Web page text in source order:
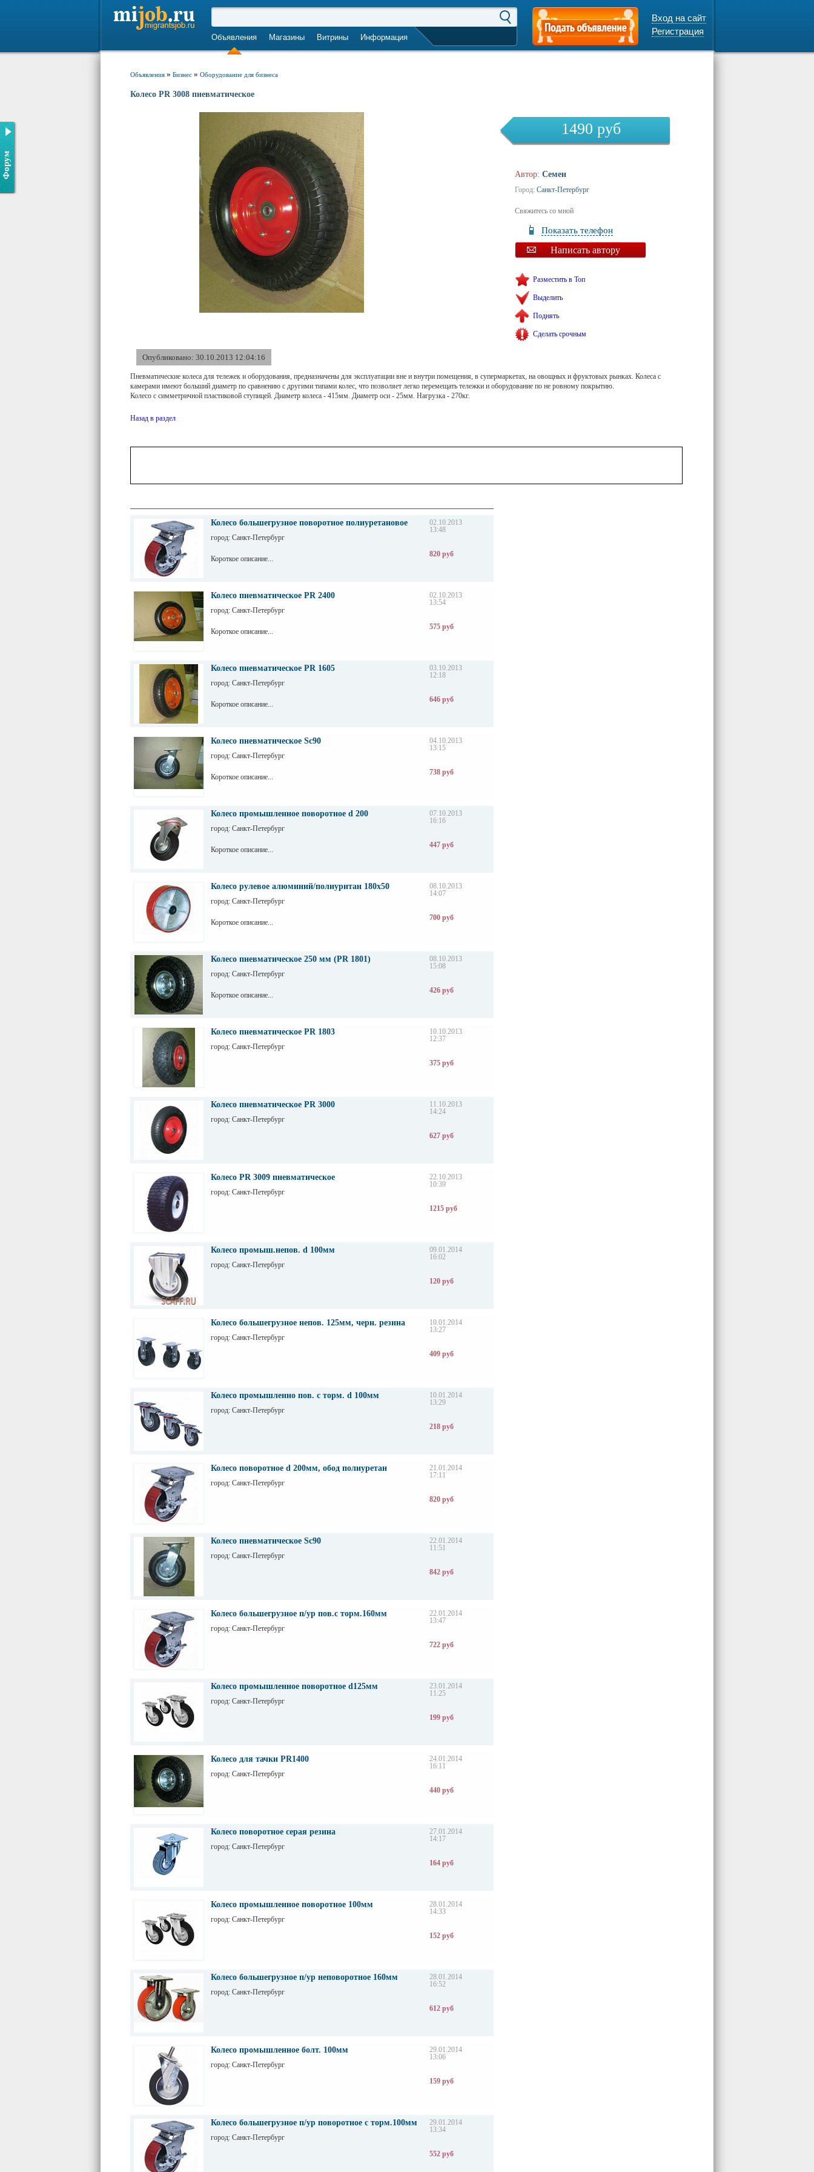
Объявления Магазины Витрины Информация
Вход на сайт
Регистрация
Форум
Объявления » Бизнес » Оборудование для бизнеса
Колесо PR 3008 пневматическое
1490 руб
Автор: Семен
Город: Санкт-Петербург
Свяжитесь со мной
Показать телефон
Написать автору
Разместить в Топ
Выделить
Поднять
Сделать срочным
Опубликовано: 30.10.2013 12:04:16
Пневматические колеса для тележек и оборудования, предназначены для эксплуатации вне и внутри помещения, в супермаркетах, на овощных и фруктовых рынках. Колеса с
камерами имеют больший диаметр по сравнению с другими типами колес, что позволяет легко перемещать тележки и оборудование по не ровному покрытию.
Колесо с симметричной пластиковой ступицей. Диаметр колеса - 415мм. Диаметр оси - 25мм. Нагрузка - 270кг.
Назад в раздел
Колесо большегрузное поворотное полиуретановое
город: Санкт-Петербург
Короткое описание...
02.10.2013
13:48
820 руб
Колесо пневматическое PR 2400
город: Санкт-Петербург
Короткое описание...
02.10.2013
13:54
575 руб
Колесо пневматическое PR 1605
город: Санкт-Петербург
Короткое описание...
03.10.2013
12:18
646 руб
Колесо пневматическое Sc90
город: Санкт-Петербург
Короткое описание...
04.10.2013
13:15
738 руб
Колесо промышленное поворотное d 200
город: Санкт-Петербург
Короткое описание...
07.10.2013
16:16
447 руб
Колесо рулевое алюминий/полиуритан 180x50
город: Санкт-Петербург
Короткое описание...
08.10.2013
14:07
700 руб
Колесо пневматическое 250 мм (PR 1801)
город: Санкт-Петербург
Короткое описание...
08.10.2013
15:08
426 руб
Колесо пневматическое PR 1803
город: Санкт-Петербург
10.10.2013
12:37
375 руб
Колесо пневматическое PR 3000
город: Санкт-Петербург
11.10.2013
14:24
627 руб
Колесо PR 3009 пневматическое
город: Санкт-Петербург
22.10.2013
10:39
1215 руб
Колесо промыш.непов. d 100мм
город: Санкт-Петербург
09.01.2014
16:02
120 руб
Колесо большегрузное непов. 125мм, черн. резина
город: Санкт-Петербург
10.01.2014
13:27
409 руб
Колесо промышленно пов. с торм. d 100мм
город: Санкт-Петербург
10.01.2014
13:29
218 руб
Колесо поворотное d 200мм, обод полиуретан
город: Санкт-Петербург
21.01.2014
17:11
820 руб
Колесо пневматическое Sc90
город: Санкт-Петербург
22.01.2014
11:51
842 руб
Колесо большегрузное п/ур пов.с торм.160мм
город: Санкт-Петербург
22.01.2014
13:47
722 руб
Колесо промышленное поворотное d125мм
город: Санкт-Петербург
23.01.2014
11:25
199 руб
Колесо для тачки PR1400
город: Санкт-Петербург
24.01.2014
16:11
440 руб
Колесо поворотное серая резина
город: Санкт-Петербург
27.01.2014
14:17
164 руб
Колесо промышленное поворотное 100мм
город: Санкт-Петербург
28.01.2014
14:33
152 руб
Колесо большегрузное п/ур неповоротное 160мм
город: Санкт-Петербург
28.01.2014
16:52
612 руб
Колесо промышленное болт. 100мм
город: Санкт-Петербург
29.01.2014
13:06
159 руб
Колесо большегрузное п/ур поворотное с торм.100мм
город: Санкт-Петербург
29.01.2014
13:34
552 руб